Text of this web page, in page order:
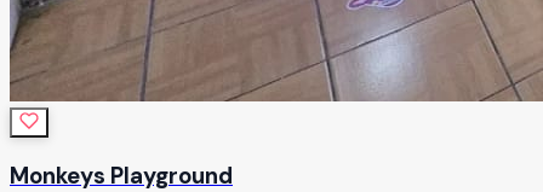
Monkeys Playground